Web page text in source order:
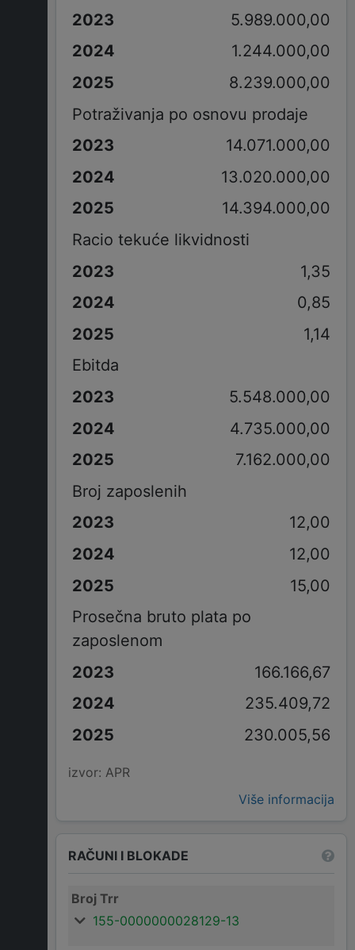
5.989.000,00
1.244.000,00
8.239.000,00
Potraživanja po osnovu prodaje
14.071.000,00
13.020.000,00
14.394.000,00
Racio tekuće likvidnosti
1,35
0,85
1,14
Ebitda
5.548.000,00
4.735.000,00
7.162.000,00
Broj zaposlenih
12,00
12,00
15,00
Prosečna bruto plata po
zaposlenom
166.166,67
235.409,72
230.005,56
izvor: APR
Više informacija
RAČUNI I BLOKADE
Broj Trr
155-0000000028129-13